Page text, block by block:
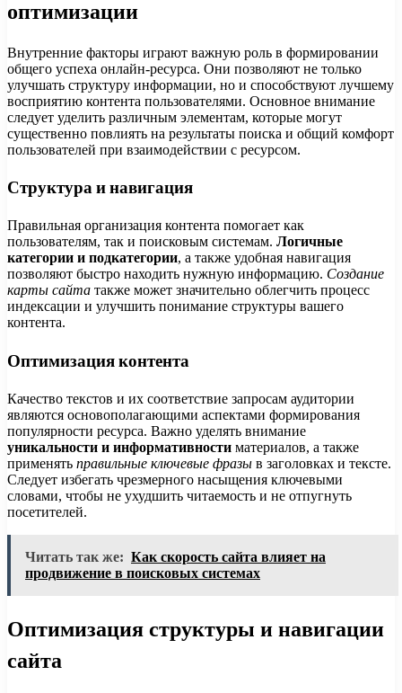
оптимизации
Внутренние факторы играют важную роль в формировании
общего успеха онлайн-ресурса. Они позволяют не только
улучшать структуру информации, но и способствуют лучшему
восприятию контента пользователями. Основное внимание
следует уделить различным элементам, которые могут
существенно повлиять на результаты поиска и общий комфорт
пользователей при взаимодействии с ресурсом.
Структура и навигация
Правильная организация контента помогает как
пользователям, так и поисковым системам. Логичные
категории и подкатегории, а также удобная навигация
позволяют быстро находить нужную информацию. Создание
карты сайта также может значительно облегчить процесс
индексации и улучшить понимание структуры вашего
контента.
Оптимизация контента
Качество текстов и их соответствие запросам аудитории
являются основополагающими аспектами формирования
популярности ресурса. Важно уделять внимание
уникальности и информативности материалов, а также
применять правильные ключевые фразы в заголовках и тексте.
Следует избегать чрезмерного насыщения ключевыми
словами, чтобы не ухудшить читаемость и не отпугнуть
посетителей.
Читать так же: Как скорость сайта влияет на
продвижение в поисковых системах
Оптимизация структуры и навигации
сайта